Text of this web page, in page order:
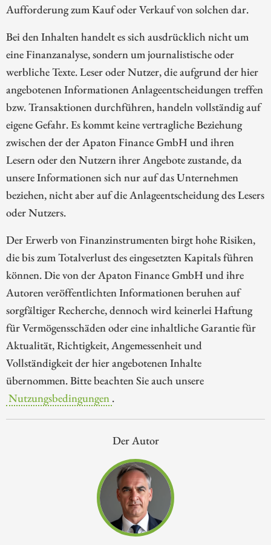
Aufforderung zum Kauf oder Verkauf von solchen dar.
Bei den Inhalten handelt es sich ausdrücklich nicht um
eine Finanzanalyse, sondern um journalistische oder
werbliche Texte. Leser oder Nutzer, die aufgrund der hier
angebotenen Informationen Anlageentscheidungen treffen
bzw. Transaktionen durchführen, handeln vollständig auf
eigene Gefahr. Es kommt keine vertragliche Beziehung
zwischen der der Apaton Finance GmbH und ihren
Lesern oder den Nutzern ihrer Angebote zustande, da
unsere Informationen sich nur auf das Unternehmen
beziehen, nicht aber auf die Anlageentscheidung des Lesers
oder Nutzers.
Der Erwerb von Finanzinstrumenten birgt hohe Risiken,
die bis zum Totalverlust des eingesetzten Kapitals führen
können. Die von der Apaton Finance GmbH und ihre
Autoren veröffentlichten Informationen beruhen auf
sorgfältiger Recherche, dennoch wird keinerlei Haftung
für Vermögensschäden oder eine inhaltliche Garantie für
Aktualität, Richtigkeit, Angemessenheit und
Vollständigkeit der hier angebotenen Inhalte
übernommen. Bitte beachten Sie auch unsere
Nutzungsbedingungen .
Der Autor